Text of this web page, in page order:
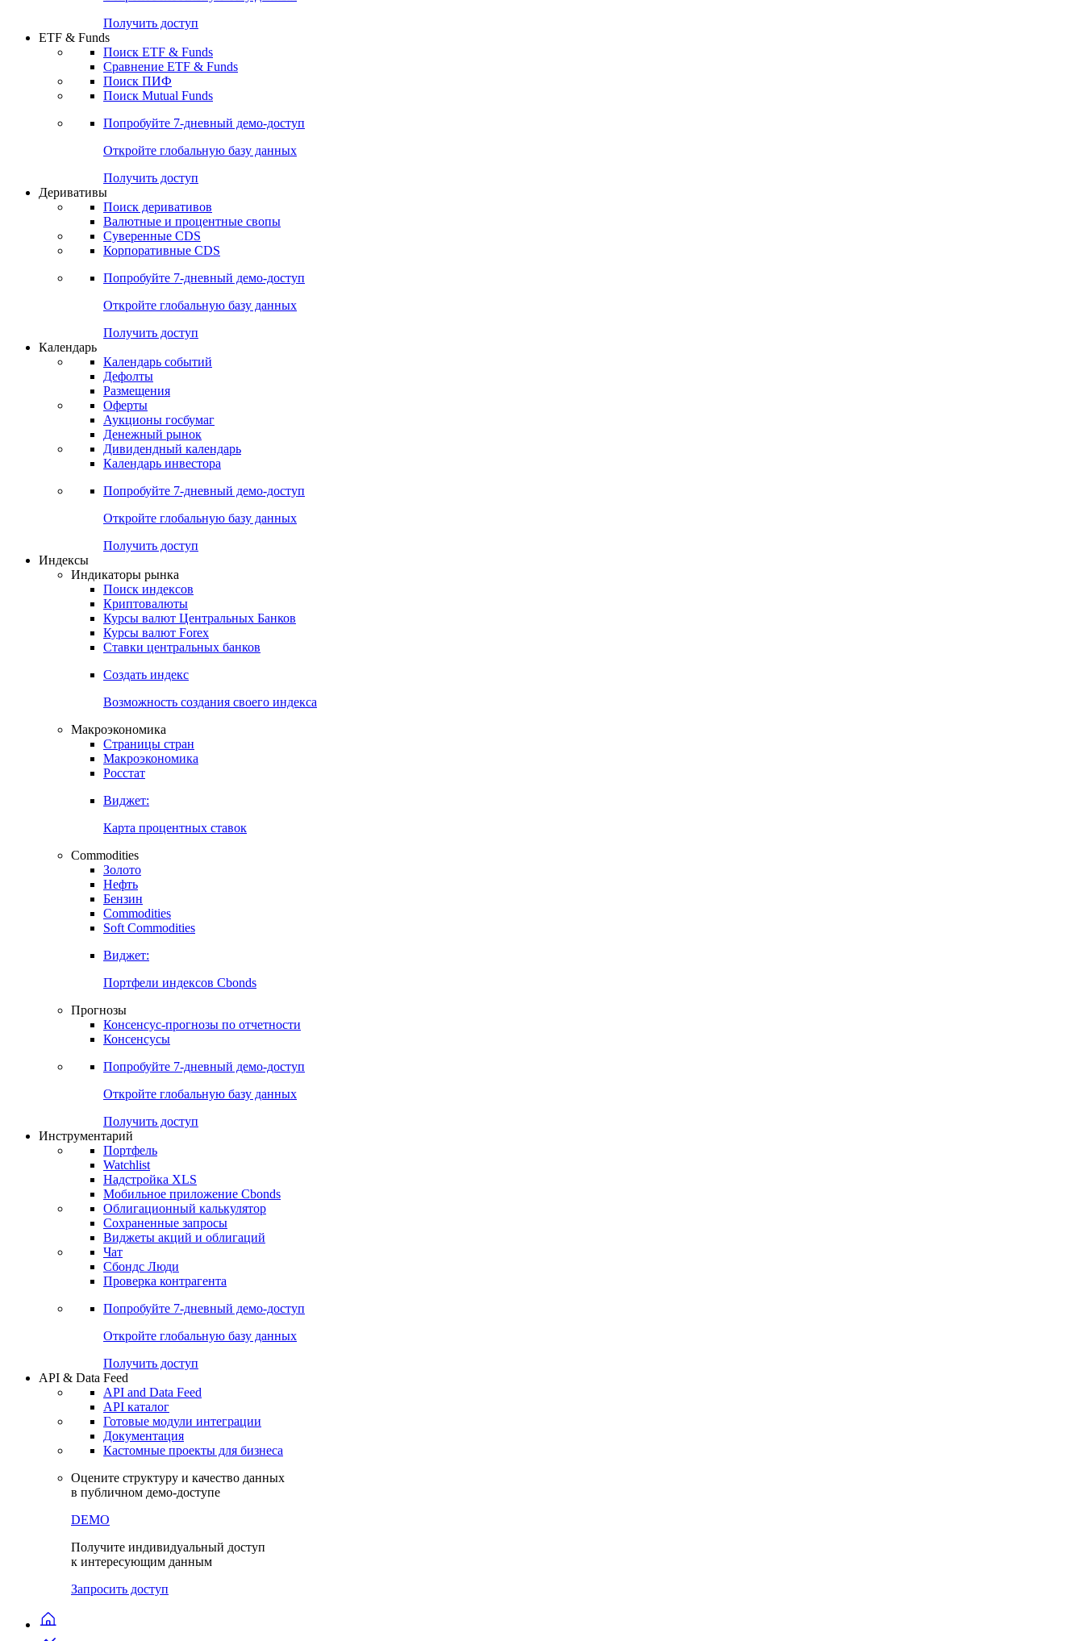
Попробуйте7-дневный
Откройте глобальную базу данных
Получить доступ
ETF & Funds
Поиск ETF & Funds
Сравнение ETF & Funds
Поиск ПИФ
Поиск Mutual Funds
Попробуйте7-дневный
Откройте глобальную базу данных
Получить доступ
Деривативы
Поиск деривативов
Валютные и процентные свопы
Суверенные CDS
Корпоративные CDS
Попробуйте7-дневный
Откройте глобальную базу данных
Получить доступ
Календарь
Календарь событий
Дефолты
Размещения
Оферты
Аукционы госбумаг
Денежный рынок
Дивидендный календарь
Календарь инвестора
Попробуйте7-дневный
Получить доступ
Индикаторы рынка
Поиск индексов
Криптовалюты
Курсы валют Центральных Банков
Курсы валют Forex
Ставки центральных банков
Создать индекс
Возможность создания своего индекса
Макроэкономика
Страницы стран
Макроэкономика
Росстат
Виджет:
Карта процентных ставок
Commodities
Золото
Нефть
Бензин
Commodities
Soft Commodities
Виджет:
Портфели индексов Cbonds
Прогнозы
Консенсус-прогнозы по отчетности
Консенсусы
Попробуйте7-дневный
Откройте глобальную базу данных
Получить доступ
Инструментарий
Портфель
Watchlist
Надстройка XLS
Мобильное приложение Cbonds
Облигационный калькулятор
Сохраненные запросы
Виджеты акций и облигаций
Чат
Сбондс Люди
Проверка контрагента
Попробуйте7-дневный
Откройте глобальную базу данных
Получить доступ
API & Data Feed
API and Data Feed
API каталог
Документация
Кастомные проекты для бизнеса
Оцените структуру и качество данных
в публичном демо-доступе
DEMO
Получите индивидуальный доступ